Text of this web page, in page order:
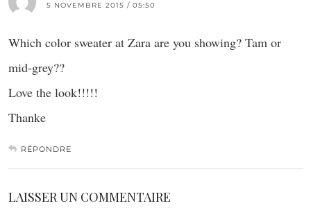
5 NOVEMBRE 2015 / 05:50
Which color sweater at Zara are you showing? Tam or
mid-grey??
Love the look!!!!!
Thanke
RÉPONDRE
LAISSER UN COMMENTAIRE